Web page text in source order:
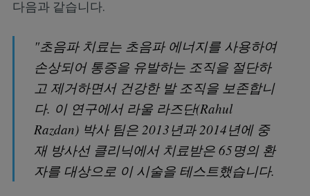
다음과 같습니다.
"초음파 치료는 초음파 에너지를 사용하여
손상되어 통증을 유발하는 조직을 절단하
고 제거하면서 건강한 발 조직을 보존합니
다. 이 연구에서 라울 라즈단(Rahul
Razdan) 박사 팀은 2013년과 2014년에 중
재 방사선 클리닉에서 치료받은 65명의 환
자를 대상으로 이 시술을 테스트했습니다.